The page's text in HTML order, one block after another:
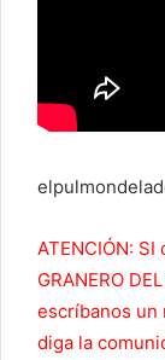
ATENCIÓN:
GRANERO
escríbanos un
diga la